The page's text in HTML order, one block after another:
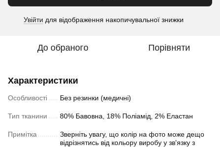
Увійти для відображення накопичувальної знижки
До обраного Порівняти
Характеристики
Особливості Без резинки (медичні)
Тип тканини 80% Бавовна, 18% Поліамід, 2% Еластан
Примітка
Зверніть увагу, що колір на фото може дещо
відрізнятись від кольору виробу у зв'язку з